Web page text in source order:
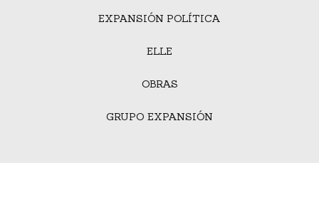
EXPANSIÓN POLÍTICA
ELLE
OBRAS
GRUPO EXPANSIÓN